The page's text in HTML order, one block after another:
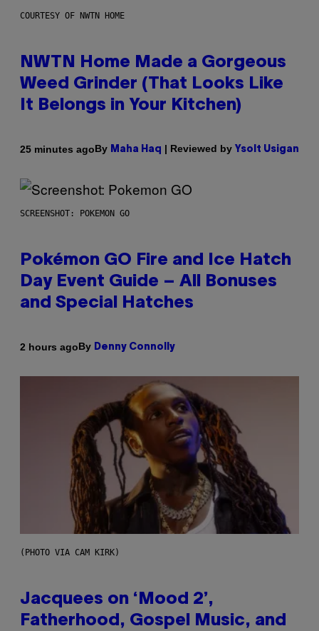
COURTESY OF NWTN HOME
NWTN Home Made a Gorgeous
Weed Grinder (That Looks Like
It Belongs in Your Kitchen)
25 minutes agoBy Maha Haq | Reviewed by Ysolt Usigan
SCREENSHOT: POKEMON GO
Pokémon GO Fire and Ice Hatch
Day Event Guide – All Bonuses
and Special Hatches
2 hours agoBy Denny Connolly
(PHOTO VIA CAM KIRK)
Jacquees on ‘Mood 2’,
Fatherhood, Gospel Music, and